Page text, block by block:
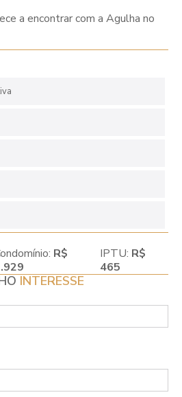
a encontrar com a Agulha no
R$
IPTU: R$
465
INTERESSE